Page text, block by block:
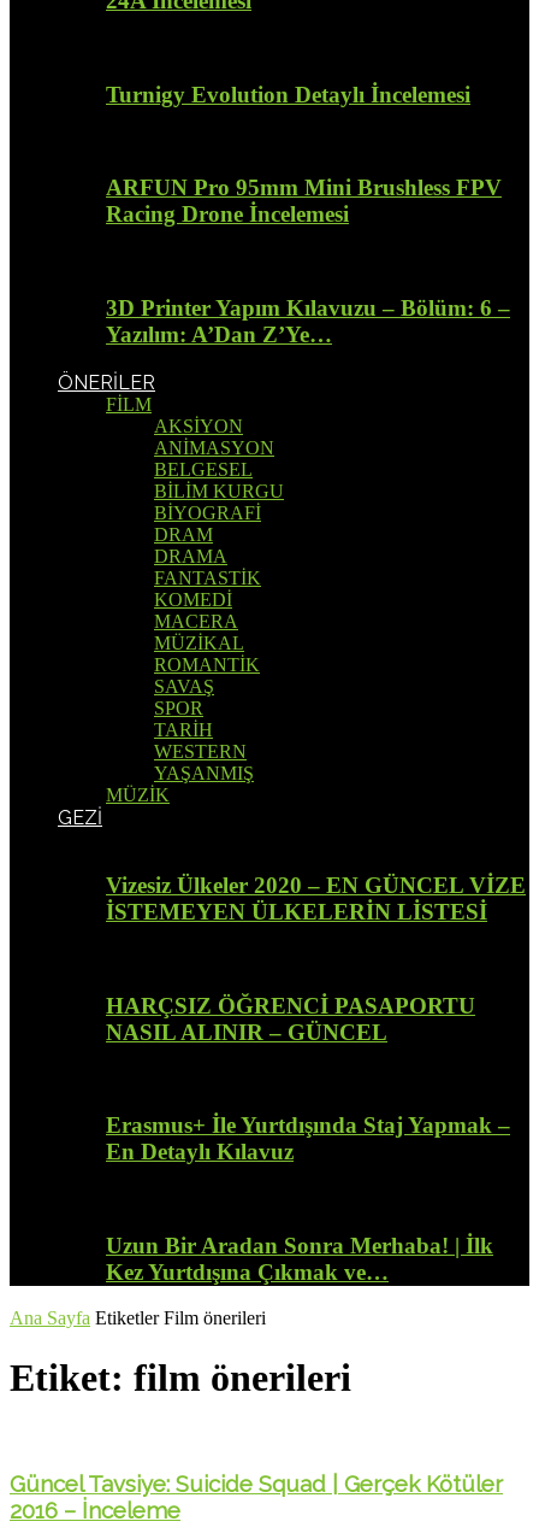
Turnigy Evolution Detaylı İncelemesi
ARFUN Pro 95mm Mini Brushless FPV
Racing Drone İncelemesi
3D Printer Yapım Kılavuzu – Bölüm: 6 –
Yazılım: A’Dan Z’Ye…
ÖNERİLER
FİLM
AKSİYON
ANİMASYON
BELGESEL
BİLİM KURGU
BİYOGRAFİ
DRAM
DRAMA
FANTASTİK
KOMEDİ
MACERA
MÜZİKAL
ROMANTİK
SAVAŞ
SPOR
TARİH
WESTERN
YAŞANMIŞ
MÜZİK
GEZİ
Vizesiz Ülkeler 2020 – EN GÜNCEL VİZE
İSTEMEYEN ÜLKELERİN LİSTESİ
HARÇSIZ ÖĞRENCİ PASAPORTU
NASIL ALINIR – GÜNCEL
Erasmus+ İle Yurtdışında Staj Yapmak –
En Detaylı Kılavuz
Uzun Bir Aradan Sonra Merhaba! | İlk
Kez Yurtdışına Çıkmak ve…
Ana Sayfa Etiketler Film önerileri
Etiket: film önerileri
Güncel Tavsiye: Suicide Squad | Gerçek Kötüler
2016 – İnceleme